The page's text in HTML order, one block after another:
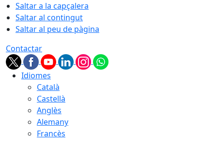
Saltar a la capçalera
Saltar al contingut
Saltar al peu de pàgina
Contactar
Idiomes
Català
Castellà
Anglès
Alemany
Francès